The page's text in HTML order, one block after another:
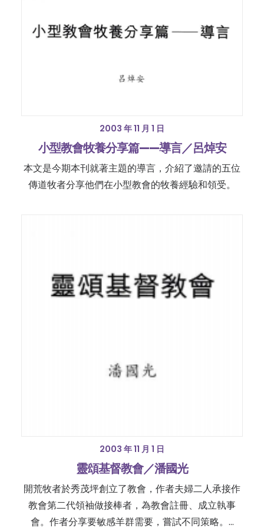
2003 年 11 月 1 日
小型教會牧養分享篇——導言／呂焯安
本文是今期本刊就著主題的導言，介紹了邀請的五位
傳道牧者分享他們在小型教會的牧養經驗和領受。
2003 年 11 月 1 日
靈頌基督教會／潘國光
開荒牧者於秀茂坪創立了教會，作者夫婦二人承接作
教會第二代領袖做接棒者，為教會註冊、成立執事
會。作者分享要敏感羊群需要，嘗試不同策略。…